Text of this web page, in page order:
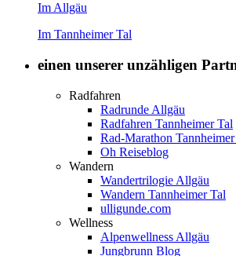
Im Allgäu
Im Tannheimer Tal
einen unserer unzähligen
Radfahren
Radrunde Allgäu
Radfahren Tannheimer Tal
Rad-Marathon
Oh Reiseblog
Wandern
Wandertrilogie Allgäu
Wandern Tannheimer Tal
ulligunde.com
Wellness
Alpenwellness Allgäu
Jungbrunn Blog